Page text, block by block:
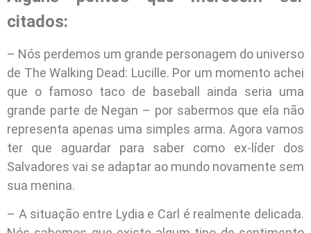
citados:
– Nós perdemos um grande personagem do universo
de The Walking Dead: Lucille. Por um momento achei
que o famoso taco de baseball ainda seria uma
grande parte de Negan – por sabermos que ela não
representa apenas uma simples arma. Agora vamos
ter que aguardar para saber como ex-líder dos
Salvadores vai se adaptar ao mundo novamente sem
sua menina.
– A situação entre Lydia e Carl é realmente delicada.